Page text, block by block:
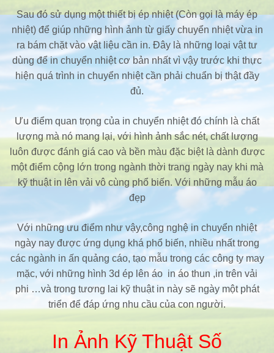
Sau đó sử dụng một thiết bị ép nhiệt (Còn gọi là máy ép
nhiệt) để giúp những hình ảnh từ giấy chuyển nhiệt vừa in
ra bám chặt vào vật liệu cần in. Đây là những loại vật tư
dùng để in chuyển nhiệt cơ bản nhất vì vậy trước khi thực
hiện quá trình in chuyển nhiệt cần phải chuẩn bị thật đầy
đủ.
Ưu điểm quan trọng của in chuyển nhiệt đó chính là chất
lượng mà nó mang lại, với hình ảnh sắc nét, chất lượng
luôn được đánh giá cao và bền màu đặc biệt là dành được
một điểm cộng lớn trong ngành thời trang ngày nay khi mà
kỹ thuật in lên vải vô cùng phổ biến. Với những mẫu áo
đẹp
Với những ưu điểm như vậy,công nghệ in chuyển nhiệt
ngày nay được ứng dụng khá phổ biến, nhiều nhất trong
các ngành in ấn quảng cáo, tạo mẫu trong các công ty may
mặc, với những hình 3d ép lên áo in áo thun ,in trên vải
phi …và trong tương lai kỹ thuật in này sẽ ngày một phát
triển để đáp ứng nhu cầu của con người.
In Ảnh Kỹ Thuật Số